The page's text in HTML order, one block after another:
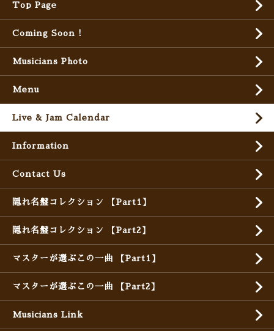
Top Page
Coming Soon !
Musicians Photo
Menu
Live & Jam Calendar
Information
Contact Us
隠れ名盤コレクション 【Part1】
隠れ名盤コレクション 【Part2】
マスターが選ぶこの一曲 【Part1】
マスターが選ぶこの一曲 【Part2】
Musicians Link